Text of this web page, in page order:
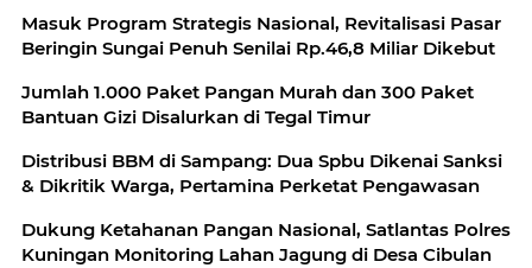
Masuk Program Strategis Nasional, Revitalisasi Pasar
Beringin Sungai Penuh Senilai Rp.46,8 Miliar Dikebut
Jumlah 1.000 Paket Pangan Murah dan 300 Paket
Bantuan Gizi Disalurkan di Tegal Timur
Distribusi BBM di Sampang: Dua Spbu Dikenai Sanksi
& Dikritik Warga, Pertamina Perketat Pengawasan
Dukung Ketahanan Pangan Nasional, Satlantas Polres
Kuningan Monitoring Lahan Jagung di Desa Cibulan